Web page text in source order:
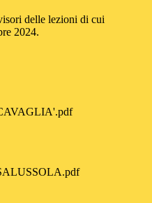
delle lezioni di cui
2024.